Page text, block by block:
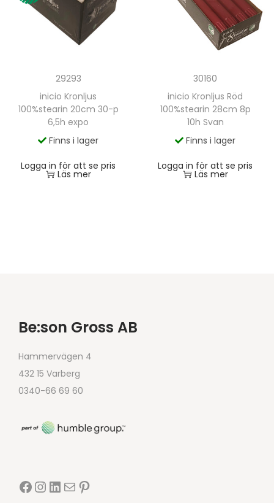
29293
inicio Kronljus
100%stearin 20cm 30-p
6,5h expo
Finns i lager
Logga in för att se pris
Läs mer
30160
inicio Kronljus Röd
100%stearin 28cm 8p
10h Svan
Finns i lager
Logga in för att se pris
Läs mer
Be:son Gross AB
Hammervägen 4
432 15 Varberg
0340-66 69 60